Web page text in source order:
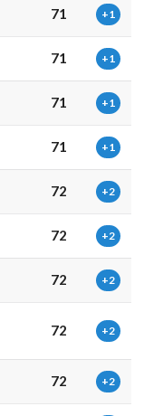
71 +1
71 +1
71 +1
71 +1
72 +2
72 +2
72 +2
72 +2
72 +2